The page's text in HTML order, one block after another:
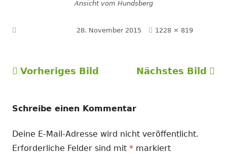
Ansicht vom Hundsberg
28. November 2015 Volle
1228 × 819
Vorheriges Bild Nächstes Bild
Schreibe einen Kommentar
Deine E-Mail-Adresse wird nicht veröffentlicht.
Erforderliche Felder sind mit * markiert